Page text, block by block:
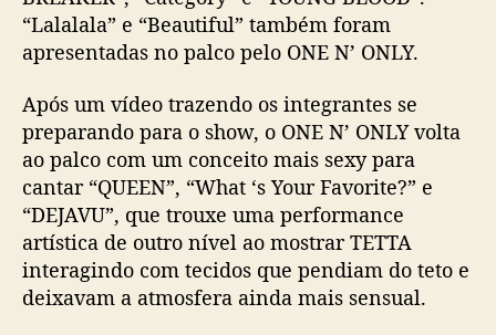
“Lalalala” e “Beautiful” também foram
apresentadas no palco pelo ONE N’ ONLY.
Após um vídeo trazendo os integrantes se
preparando para o show, o ONE N’ ONLY volta
ao palco com um conceito mais sexy para
cantar “QUEEN”, “What ‘s Your Favorite?” e
“DEJAVU”, que trouxe uma performance
artística de outro nível ao mostrar TETTA
interagindo com tecidos que pendiam do teto e
deixavam a atmosfera ainda mais sensual.